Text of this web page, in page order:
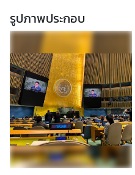
ข้
อ
ล
เ
ข
ต
เ
เ
ด
น
รูปภาพประกอบ